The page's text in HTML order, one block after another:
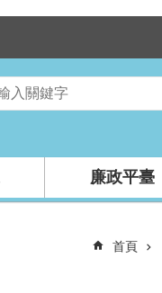
廉政平臺
首頁